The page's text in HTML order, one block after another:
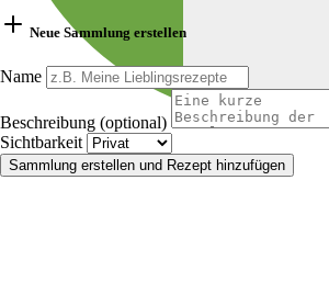
Neue Sammlung erstellen
Name
Beschreibung (optional)
Sichtbarkeit
Sammlung erstellen und Rezept hinzufügen